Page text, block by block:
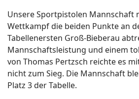
Unsere Sportpistolen Mannschaft
Wettkampf die beiden Punkte an
Tabellenersten Groß-Bieberau
Mannschaftsleistung und einem
von Thomas Pertzsch reichte es
nicht zum Sieg. Die Mannschaft
Platz 3 der Tabelle.